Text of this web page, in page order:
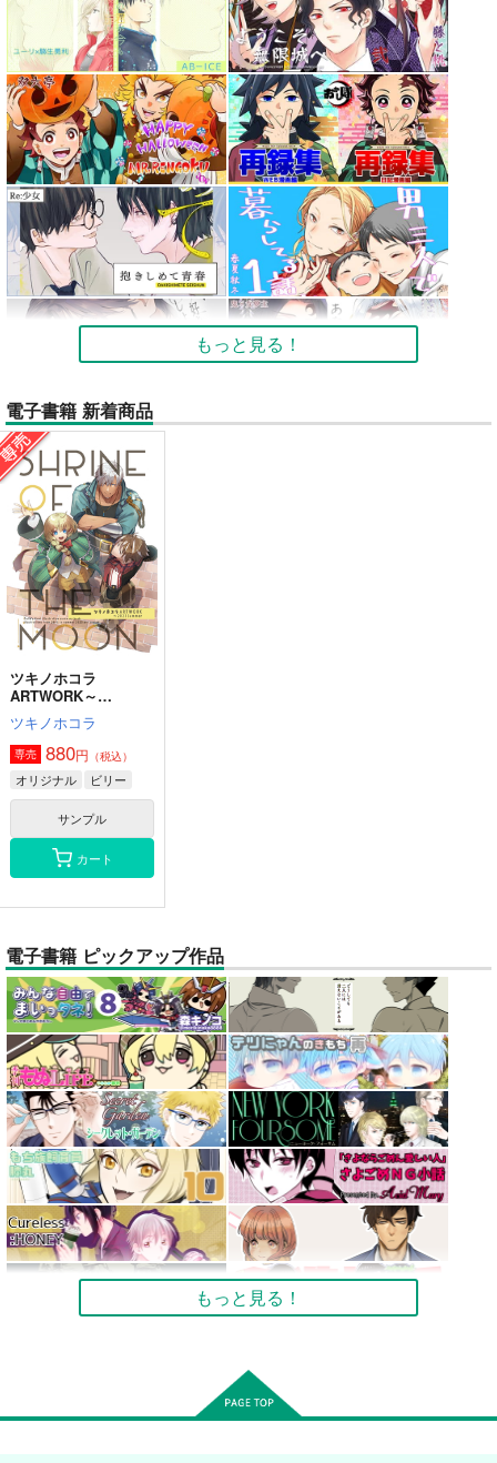
もっと見る！
電子書籍 新着商品
ツキノホコラ
ARTWORK～
2023Summer
ツキノホコラ
専売 880円 （税込）
オリジナル ビリー
サンプル
カート
電子書籍 ピックアップ作品
もっと見る！